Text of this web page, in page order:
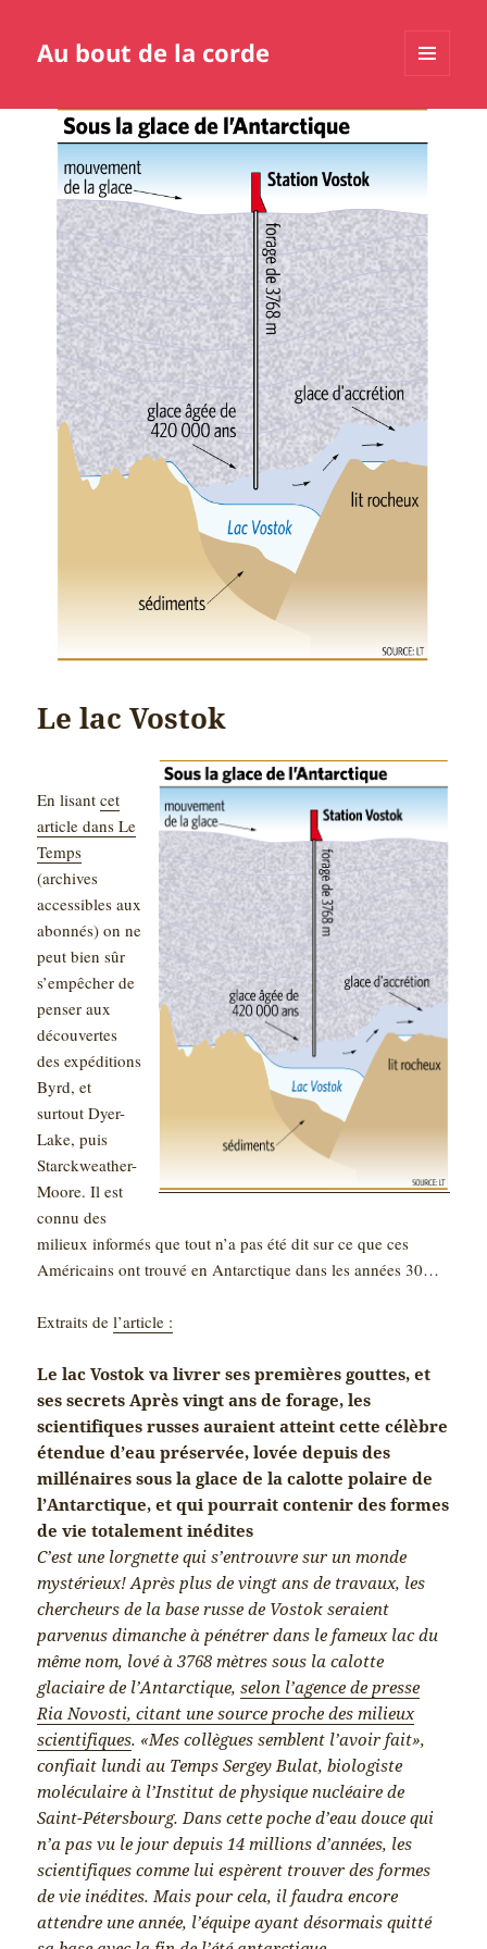
Au bout de la corde
Le lac Vostok
En lisantcet
article dans Le
Temps
(archives
accessibles aux
abonnés) on ne
peut bien sûr
s’empêcher de
penser aux
découvertes
des expéditions
Byrd, et
surtout Dyer-
Lake, puis
Starckweather-
Moore. Il est
connu des
milieux informés que tout n’a pas été dit sur ce que ces
Américains ont trouvé en Antarctique dans les années 30…
Extraits del’article :
Le lac Vostok va livrer ses premières gouttes, et
ses secrets Après vingt ans de forage, les
scientifiques russes auraient atteint cette célèbre
étendue d’eau préservée, lovée depuis des
millénaires sous la glace de la calotte polaire de
l’Antarctique, et qui pourrait contenir des formes
de vie totalement inédites
C’est une lorgnette qui s’entrouvre sur un monde
mystérieux! Après plus de vingt ans de travaux, les
chercheurs de la base russe de Vostok seraient
parvenus dimanche à pénétrer dans le fameux lac du
même nom, lové à 3768 mètres sous la calotte
glaciaire de l’Antarctique,selon l’agence de presse
Ria Novosti, citant une source proche des milieux
scientifiques. «Mes collègues semblent l’avoir fait»,
confiait lundi au Temps Sergey Bulat, biologiste
moléculaire à l’Institut de physique nucléaire de
Saint-Pétersbourg. Dans cette poche d’eau douce qui
n’a pas vu le jour depuis 14 millions d’années, les
scientifiques comme lui espèrent trouver des formes
de vie inédites. Mais pour cela, il faudra encore
attendre une année, l’équipe ayant désormais quitté